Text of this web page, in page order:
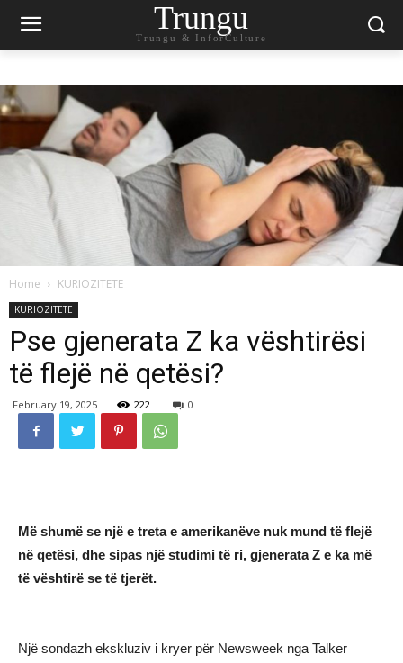
Trungu
Trungu & InforCulture
Home KURIOZITETE
KURIOZITETE
Pse gjenerata Z ka vështirësi
të flejë në qetësi?
February 19, 2025 222 0
Më shumë se një e treta e amerikanëve nuk mund të flejë
në qetësi, dhe sipas një studimi të ri, gjenerata Z e ka më
të vështirë se të tjerët.
Një sondazh ekskluziv i kryer për Newsweek nga Talker